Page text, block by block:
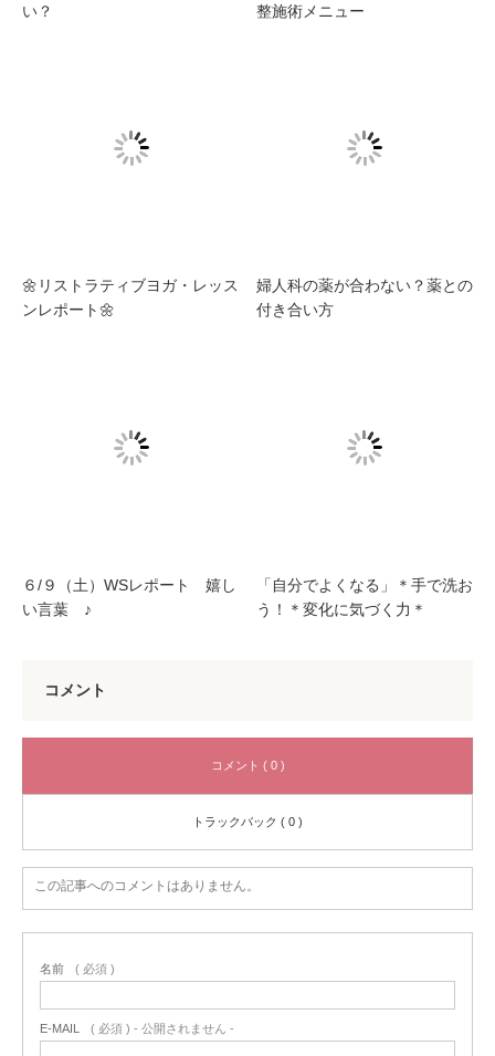
い？
整施術メニュー
🌼リストラティブヨガ・レッス
ンレポート🌼
婦人科の薬が合わない？薬との
付き合い方
６/９（土）WSレポート 嬉し
い言葉 ♪
「自分でよくなる」＊手で洗お
う！＊変化に気づく力＊
コメント
コメント ( 0 )
トラックバック ( 0 )
この記事へのコメントはありません。
名前 ( 必須 )
E-MAIL ( 必須 ) - 公開されません -